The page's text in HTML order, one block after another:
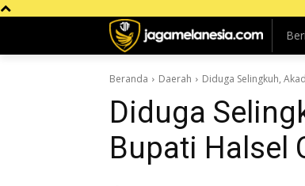
Beranda Daerah Diduga Selingkuh,
Diduga
Bupati Halsel